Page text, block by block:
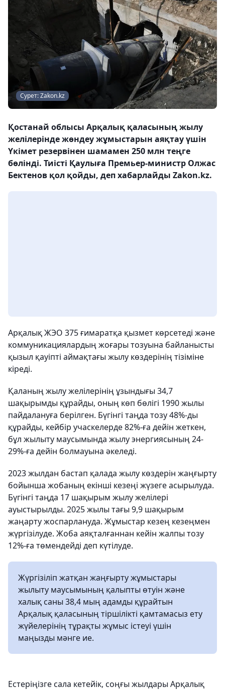
Сурет: Zakon.kz
Қостанай облысы Арқалық қаласының жылу
желілерінде жөндеу жұмыстарын аяқтау үшін
Үкімет резервінен шамамен 250 млн теңге
бөлінді. Тиісті Қаулыға Премьер-министр Олжас
Бектенов қол қойды, деп хабарлайды Zakon.kz.
Арқалық ЖЭО 375 ғимаратқа қызмет көрсетеді және
коммуникациялардың жоғары тозуына байланысты
қызыл қауіпті аймақтағы жылу көздерінің тізіміне
кіреді.
Қаланың жылу желілерінің ұзындығы 34,7
шақырымды құрайды, оның көп бөлігі 1990 жылы
пайдалануға берілген. Бүгінгі таңда тозу 48%-ды
құрайды, кейбір учаскелерде 82%-ға дейін жеткен,
бұл жылыту маусымында жылу энергиясының 24-
29%-ға дейін болмауына әкеледі.
2023 жылдан бастап қалада жылу көздерін жаңғырту
бойынша жобаның екінші кезеңі жүзеге асырылуда.
Бүгінгі таңда 17 шақырым жылу желілері
ауыстырылды. 2025 жылы тағы 9,9 шақырым
жаңарту жоспарлануда. Жұмыстар кезең кезеңмен
жүргізілуде. Жоба аяқталғаннан кейін жалпы тозу
12%-ға төмендейді деп күтілуде.
Жүргізіліп жатқан жаңғырту жұмыстары
жылыту маусымының қалыпты өтуін және
халық саны 38,4 мың адамды құрайтын
Арқалық қаласының тіршілікті қамтамасыз ету
жүйелерінің тұрақты жұмыс істеуі үшін
маңызды мәнге ие.
Естеріңізге сала кетейік, соңғы жылдары Арқалық